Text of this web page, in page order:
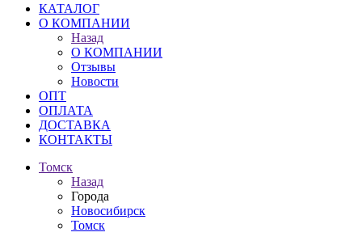
КАТАЛОГ
О КОМПАНИИ
Назад
О КОМПАНИИ
Отзывы
Новости
ОПТ
ОПЛАТА
ДОСТАВКА
КОНТАКТЫ
Томск
Назад
Города
Новосибирск
Томск